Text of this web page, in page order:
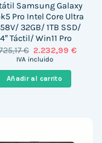
Samsung Galaxy
Pro Intel Core Ultra
32GB/ 1TB SSD/
Táctil/ Win11 Pro
€ El
precio
era:
2.725,17 €.
2.232,99€El
IVA incluido
Añadir al carrito